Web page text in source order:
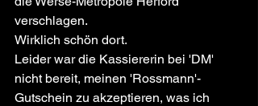
verschlagen.
Wirklich schön dort.
Leider war die Kassiererin bei 'DM'
nicht bereit, meinen 'Rossmann'-
Gutschein zu akzeptieren, was ich